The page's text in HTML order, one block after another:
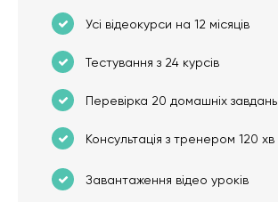
Усі відеокурси на 12 місяців
Тестування з 24 курсів
Перевірка 20 домашніх завдань
Консультація з тренером 120 хв
Завантаження відео уроків